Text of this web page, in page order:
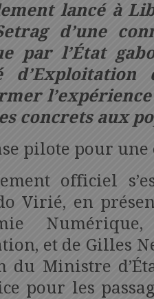
lancé à
d’une
par l’État
concrets aux
pilote pour
officiel
Virié, en
et de Gilles
du Ministre
pour les